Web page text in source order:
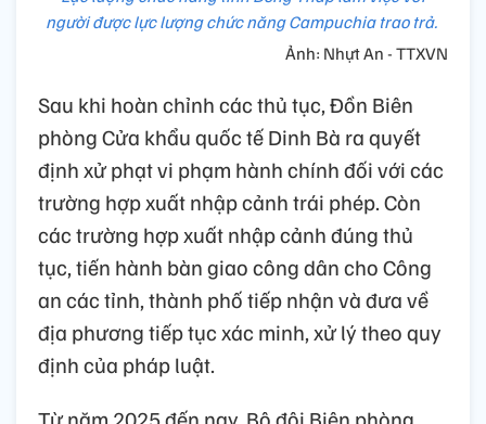
người được lực lượng chức năng Campuchia trao trả.
Ảnh: Nhựt An - TTXVN
Sau khi hoàn chỉnh các thủ tục, Đồn Biên
phòng Cửa khẩu quốc tế Dinh Bà ra quyết
định xử phạt vi phạm hành chính đối với các
trường hợp xuất nhập cảnh trái phép. Còn
các trường hợp xuất nhập cảnh đúng thủ
tục, tiến hành bàn giao công dân cho Công
an các tỉnh, thành phố tiếp nhận và đưa về
địa phương tiếp tục xác minh, xử lý theo quy
định của pháp luật.
Từ năm 2025 đến nay, Bộ đội Biên phòng